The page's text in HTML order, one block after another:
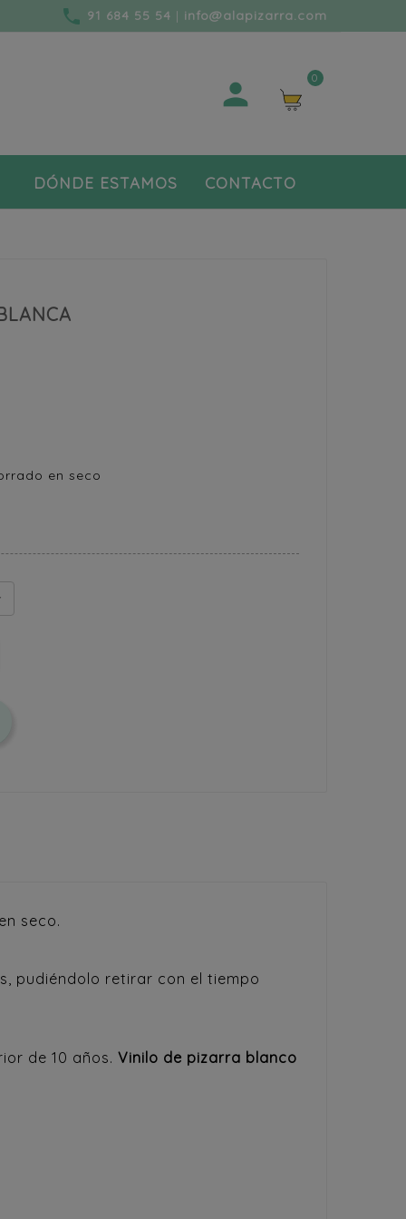
phone 91 684 55 54 | info@alapizarra.com
 0
DÓNDE ESTAMOS CONTACTO
en seco
seco.
pudiéndolo retirar con el tiempo
de 10 años. Vinilo de pizarra blanco